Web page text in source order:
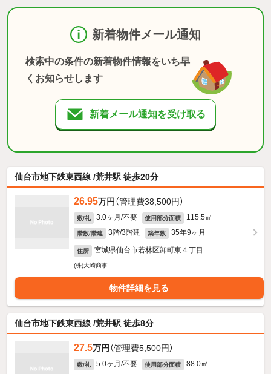
新着物件メール通知
検索中の条件の新着物件情報をいち早
くお知らせします
新着メール通知を受け取る
仙台市地下鉄東西線 /荒井駅 徒歩20分
26.95万円 （管理費38,500円）
敷/礼 3.0ヶ月/不要 使用部分面積 115.5㎡
階数/階建 3階/3階建 築年数 35年9ヶ月
住所 宮城県仙台市若林区卸町東４丁目
(株)大崎商事
物件詳細を見る
仙台市地下鉄東西線 /荒井駅 徒歩8分
27.5万円 （管理費5,500円）
敷/礼 5.0ヶ月/不要 使用部分面積 88.0㎡